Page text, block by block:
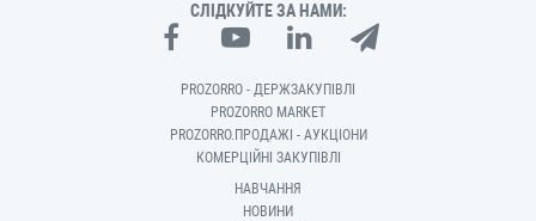
СЛІДКУЙТЕ ЗА НАМИ:
PROZORRO - ДЕРЖЗАКУПІВЛІ
PROZORRO MARKET
PROZORRO.ПРОДАЖІ - АУКЦІОНИ
КОМЕРЦІЙНІ ЗАКУПІВЛІ
НАВЧАННЯ
НОВИНИ